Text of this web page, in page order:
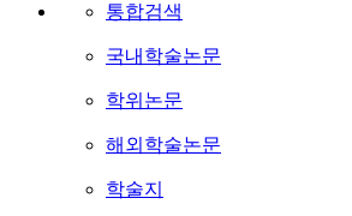
통합검색
국내학술논문
학위논문
해외학술논문
학술지